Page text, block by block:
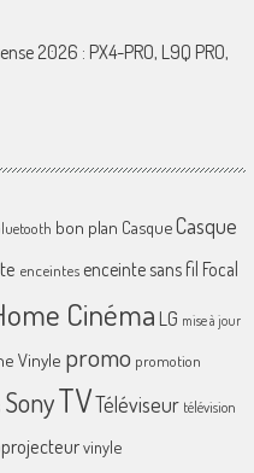
2026 : PX4-PRO, L9Q PRO,
bon plan CasqueCasque
enceintes enceinte sans fil Focal
Cinéma LG mise à jour
Vinyle promo promotion
SonyTVTéléviseur télévision
vinyle